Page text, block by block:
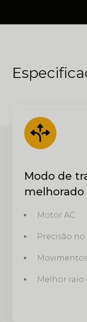
Modo de
melhorado
Motor AC
Precisão
Melhor raio